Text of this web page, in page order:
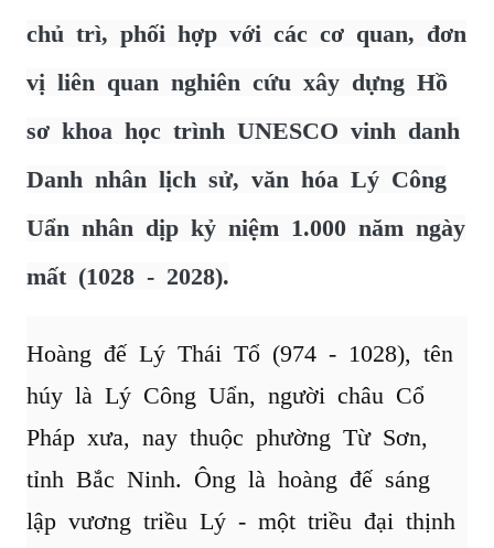
chủ trì, phối hợp với các cơ quan, đơn
vị liên quan nghiên cứu xây dựng Hồ
sơ khoa học trình UNESCO vinh danh
Danh nhân lịch sử, văn hóa Lý Công
Uẩn nhân dịp kỷ niệm 1.000 năm ngày
mất (1028 - 2028).
Hoàng đế Lý Thái Tổ (974 - 1028), tên
húy là Lý Công Uẩn, người châu Cổ
Pháp xưa, nay thuộc phường Từ Sơn,
tỉnh Bắc Ninh. Ông là hoàng đế sáng
lập vương triều Lý - một triều đại thịnh